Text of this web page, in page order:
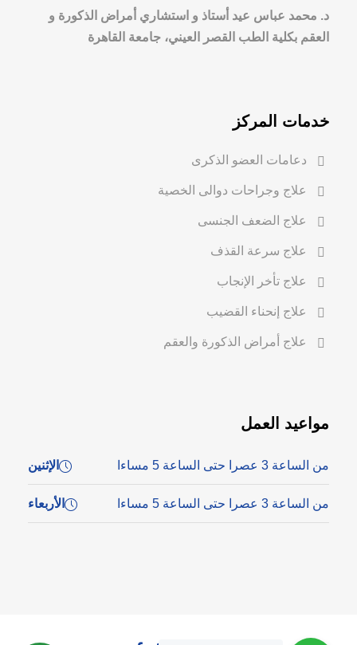
د. محمد عباس عيد أستاذ و استشاري أمراض الذكورة و
العقم بكلية الطب القصر العيني، جامعة القاهرة
خدمات المركز
دعامات العضو الذكرى
علاج وجراحات دوالى الخصية
علاج الضعف الجنسى
علاج سرعة القذف
علاج تأخر الإنجاب
علاج إنحناء القضيب
علاج أمراض الذكورة والعقم
مواعيد العمل
الإثنين من الساعة 3 عصرا حتى الساعة 5 مساءا
الأربعاء من الساعة 3 عصرا حتى الساعة 5 مساءا